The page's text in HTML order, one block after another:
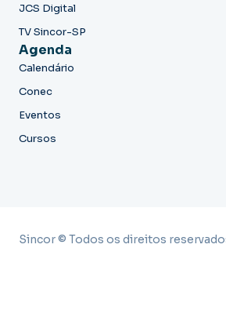
JCS Digital
TV Sincor-SP
Agenda
Calendário
Conec
Eventos
Cursos
Sincor © Todos os direitos